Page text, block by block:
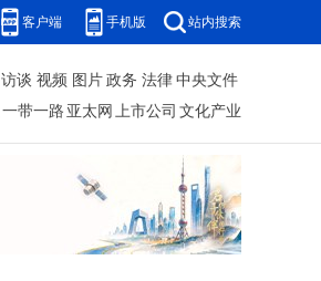
客户端 手机版 站内搜索
访谈 视频 图片 政务 法律 中央文件
一带一路 亚太网 上市公司 文化产业